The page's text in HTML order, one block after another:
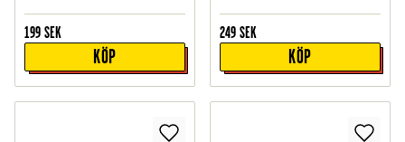
199 SEK
KÖP
249 SEK
KÖP